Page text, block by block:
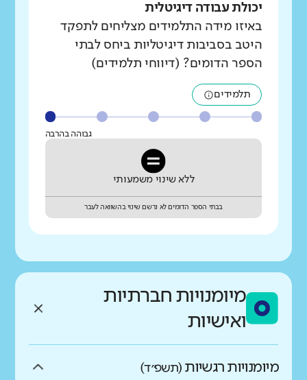
יכולת עבודה דיגיטלית
באיזו מידה התלמידים מצליחים לתפקד
היטב בסביבות דיגיטליות ביחס לבתי
הספר הדומים? (דיווחי תלמידים)
תלמידים
גבוהה בהרבה
ללא שינוי משמעותי
בבתי הספר הדומים לא נרשם שינוי בהשוואה לעבר
מיומנויות חברתיות
ואישיות
מיומנויות רגשיות (תשפ״ד)